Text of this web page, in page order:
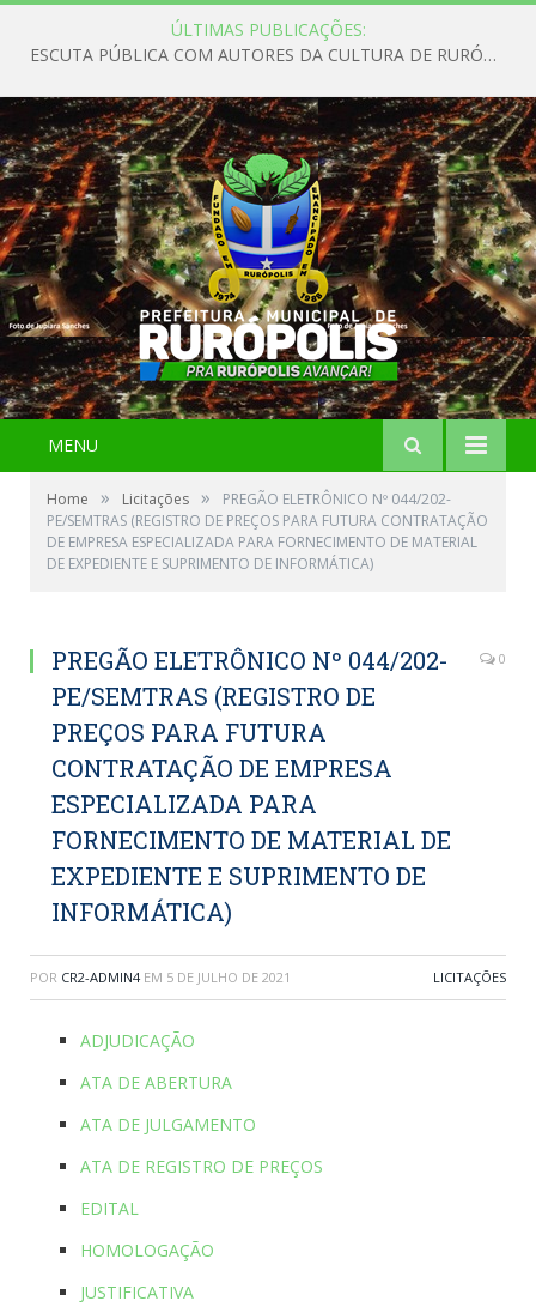
ÚLTIMAS PUBLICAÇÕES:
ESCUTA PÚBLICA COM AUTORES DA CULTURA DE RURÓPOLIS
MENU
Home » Licitações »
PREGÃO ELETRÔNICO Nº 044/202-
PE/SEMTRAS (REGISTRO DE PREÇOS PARA FUTURA CONTRATAÇÃO
DE EMPRESA ESPECIALIZADA PARA FORNECIMENTO DE MATERIAL
DE EXPEDIENTE E SUPRIMENTO DE INFORMÁTICA)
PREGÃO ELETRÔNICO Nº 044/202-
PE/SEMTRAS (REGISTRO DE
PREÇOS PARA FUTURA
CONTRATAÇÃO DE EMPRESA
ESPECIALIZADA PARA
FORNECIMENTO DE MATERIAL DE
EXPEDIENTE E SUPRIMENTO DE
INFORMÁTICA)
0
POR CR2-ADMIN4 EM 5 DE JULHO DE 2021 LICITAÇÕES
ADJUDICAÇÃO
ATA DE ABERTURA
ATA DE JULGAMENTO
ATA DE REGISTRO DE PREÇOS
EDITAL
HOMOLOGAÇÃO
JUSTIFICATIVA